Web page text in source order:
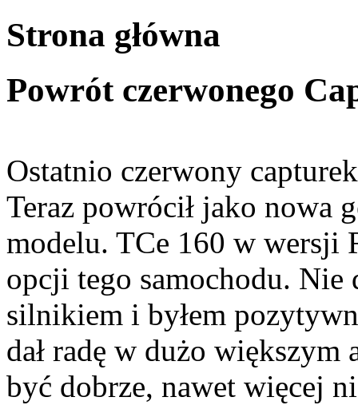
Strona główna
Powrót czerwonego
Ostatnio czerwony
Teraz powrócił jako nowa
modelu. TCe 160 w wersji
opcji tego samochodu. Nie
silnikiem i byłem
dał radę w dużo
być dobrze, nawet więcej